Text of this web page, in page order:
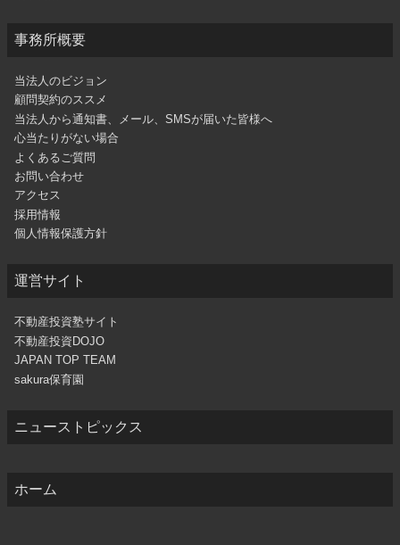
事務所概要
当法人のビジョン
顧問契約のススメ
当法人から通知書、メール、SMSが届いた皆様へ
心当たりがない場合
よくあるご質問
お問い合わせ
アクセス
採用情報
個人情報保護方針
運営サイト
不動産投資塾サイト
不動産投資DOJO
JAPAN TOP TEAM
sakura保育園
ニューストピックス
ホーム